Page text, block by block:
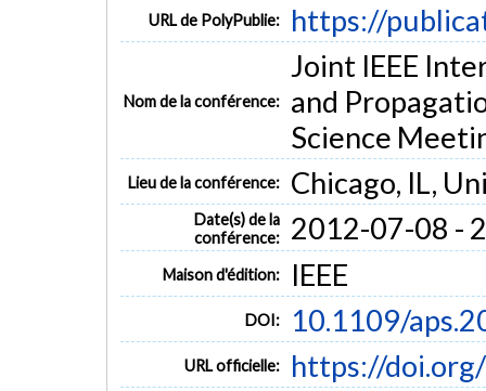
URL de PolyPublie: https://
Nom de la conférence:
Joint IEEE
and
Science
Lieu de la conférence: Chicago, IL,
Date(s) de la
conférence:
2012-07-08 -
Maison d'édition: IEEE
DOI: 10.1109/
URL officielle: https://